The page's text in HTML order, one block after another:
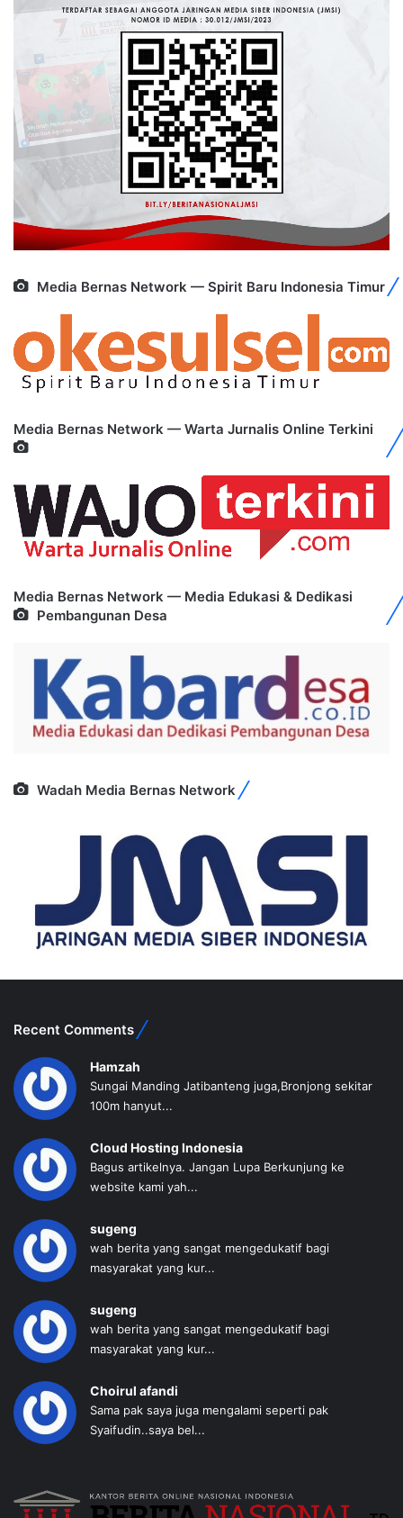
Media Bernas Network — Spirit Baru Indonesia Timur
Media Bernas Network — Warta Jurnalis Online Terkini
Media Bernas Network — Media Edukasi & Dedikasi
Pembangunan Desa
Wadah Media Bernas Network
Recent Comments
Hamzah
Sungai Manding Jatibanteng juga,Bronjong sekitar
100m hanyut...
Cloud Hosting Indonesia
Bagus artikelnya. Jangan Lupa Berkunjung ke
website kami yah...
sugeng
wah berita yang sangat mengedukatif bagi
masyarakat yang kur...
sugeng
wah berita yang sangat mengedukatif bagi
masyarakat yang kur...
Choirul afandi
Sama pak saya juga mengalami seperti pak
Syaifudin..saya bel...